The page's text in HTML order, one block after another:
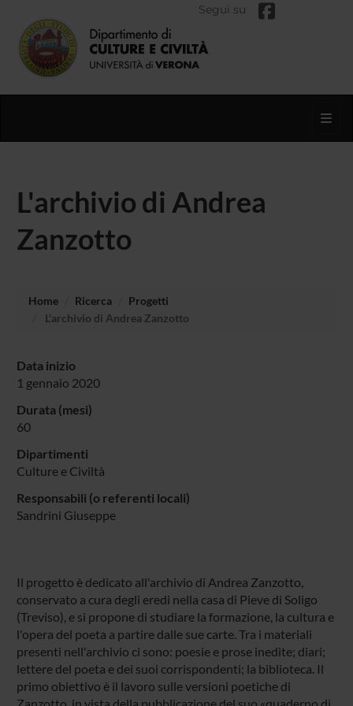
Segui su
L'archivio di Andrea
Zanzotto
Home Ricerca
Progetti
L'archivio di Andrea Zanzotto
Data inizio
1 gennaio 2020
Durata (mesi)
60
Dipartimenti
Culture e Civiltà
Responsabili (o referenti locali)
Sandrini Giuseppe
Il progetto è dedicato all'archivio di Andrea Zanzotto,
conservato a cura degli eredi nella casa di Pieve di Soligo
(Treviso), e si propone di studiare la formazione, la cultura e
l'opera del poeta a partire dalle sue carte. Tra i materiali
presenti nell'archivio ci sono: poesie e prose inedite; diari;
lettere del poeta e dei suoi corrispondenti; la biblioteca. Il
primo obiettivo è il lavoro sulle versioni poetiche di